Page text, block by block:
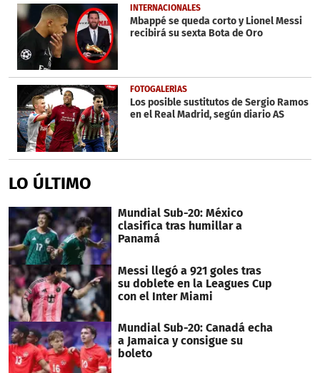
INTERNACIONALES
Mbappé se queda corto y Lionel Messi
recibirá su sexta Bota de Oro
FOTOGALERÍAS
Los posible sustitutos de Sergio Ramos
en el Real Madrid, según diario AS
LO ÚLTIMO
Mundial Sub-20: México
clasifica tras humillar a
Panamá
Messi llegó a 921 goles tras
su doblete en la Leagues Cup
con el Inter Miami
Mundial Sub-20: Canadá echa
a Jamaica y consigue su
boleto